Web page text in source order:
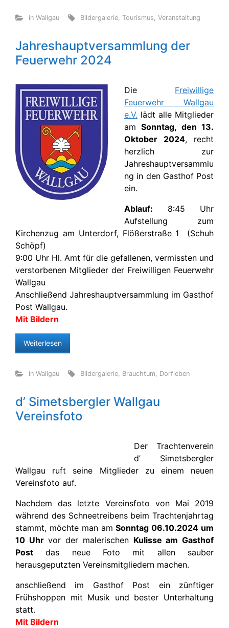
in Wallgau Bildergalerie ,Tourismus ,Veranstaltung
Jahreshauptversammlung der
Feuerwehr 2024
Die Freiwillige
Feuerwehr Wallgau
e.V. lädt alle Mitglieder
amSonntag, den 13.
Oktober 2024, recht
herzlich zur
Jahreshauptversammlu
ng in den Gasthof Post
ein.
Ablauf: 8:45 Uhr
Aufstellung zum
Kirchenzug am Unterdorf, Flößerstraße 1 (Schuh
Schöpf)
9:00 Uhr Hl. Amt für die gefallenen, vermissten und
verstorbenen Mitglieder der Freiwilligen Feuerwehr
Wallgau
Anschließend Jahreshauptversammlung im Gasthof
Post Wallgau.
Mit Bildern
Weiterlesen
in Wallgau Bildergalerie Brauchtum Dorfleben
d’ Simetsbergler Wallgau
Vereinsfoto
Der Trachtenverein
d’ Simetsbergler
Wallgau ruft seine Mitglieder zu einem neuen
Vereinsfoto auf.
Nachdem das letzte Vereinsfoto von Mai 2019
während des Schneetreibens beim Trachtenjahrtag
stammt, möchte man amSonntag 06.10.2024 um
10 Uhrvor der malerischen Kulisse am Gasthof
Post das neue Foto mit allen sauber
herausgeputzten Vereinsmitgliedern machen.
anschließend im Gasthof Post ein zünftiger
Frühshoppen mit Musik und bester Unterhaltung
statt.
Mit Bildern